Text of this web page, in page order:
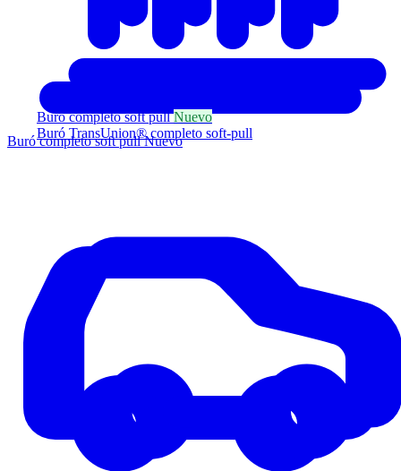
Buró completo soft pullNuevo
Buró TransUnion® completo soft-pull
Buró completo soft pullNuevo